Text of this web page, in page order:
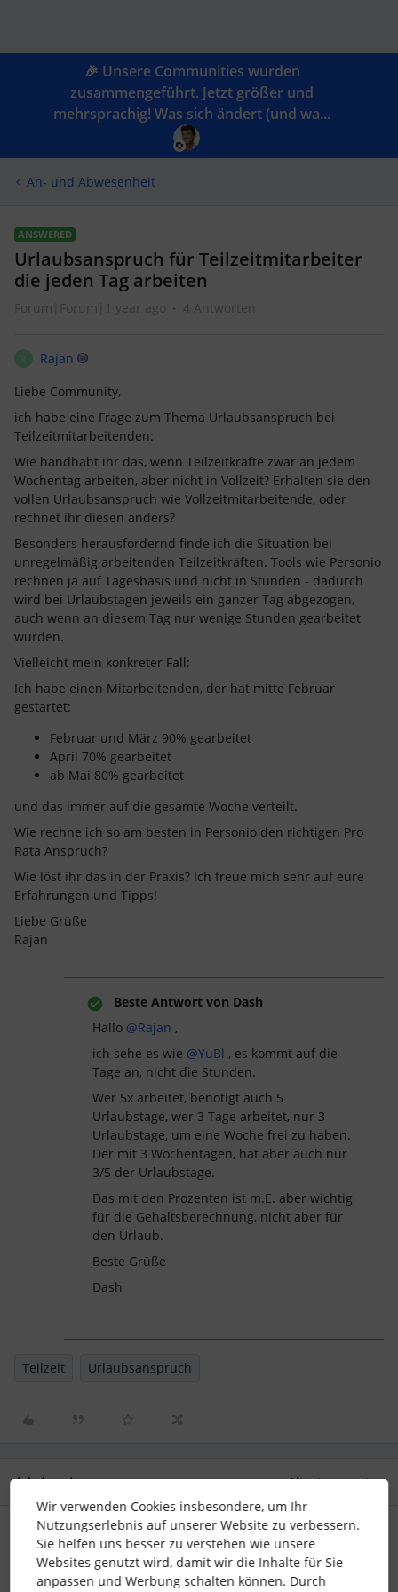
🎉 Unsere Communities wurden
zusammengeführt. Jetzt größer und
mehrsprachig! Was sich ändert (und wa...
An- und Abwesenheit
ANSWERED
Urlaubsanspruch für Teilzeitmitarbeiter
die jeden Tag arbeiten
Forum|Forum|1 year ago 4 Antworten
R
Rajan
Liebe Community,
ich habe eine Frage zum Thema Urlaubsanspruch bei
Teilzeitmitarbeitenden:
Wie handhabt ihr das, wenn Teilzeitkräfte zwar an jedem
Wochentag arbeiten, aber nicht in Vollzeit? Erhalten sie den
vollen Urlaubsanspruch wie Vollzeitmitarbeitende, oder
rechnet ihr diesen anders?
Besonders herausfordernd finde ich die Situation bei
unregelmäßig arbeitenden Teilzeitkräften. Tools wie Personio
rechnen ja auf Tagesbasis und nicht in Stunden - dadurch
wird bei Urlaubstagen jeweils ein ganzer Tag abgezogen,
auch wenn an diesem Tag nur wenige Stunden gearbeitet
würden.
Vielleicht mein konkreter Fall;
Ich habe einen Mitarbeitenden, der hat mitte Februar
gestartet:
Februar und März 90% gearbeitet
April 70% gearbeitet
ab Mai 80% gearbeitet
und das immer auf die gesamte Woche verteilt.
Wie rechne ich so am besten in Personio den richtigen Pro
Rata Anspruch?
Wie löst ihr das in der Praxis? Ich freue mich sehr auf eure
Erfahrungen und Tipps!
Liebe Grüße
Rajan
Beste Antwort von Dash
Hallo ​ @Rajan ,
ich sehe es wie ​ @YuBl , es kommt auf die
Tage an, nicht die Stunden.
Wer 5x arbeitet, benötigt auch 5
Urlaubstage, wer 3 Tage arbeitet, nur 3
Urlaubstage, um eine Woche frei zu haben.
Der mit 3 Wochentagen, hat aber auch nur
3/5 der Urlaubstage.
Das mit den Prozenten ist m.E. aber wichtig
für die Gehaltsberechnung, nicht aber für
den Urlaub.
Beste Grüße
Dash
Teilzeit Urlaubsanspruch
4 Antworten Älteste zuerst
YuBl Forum|Forum|1 year ago
@Rajan,
Wir verwenden Cookies insbesondere, um Ihr
Nutzungserlebnis auf unserer Website zu verbessern.
Sie helfen uns besser zu verstehen wie unsere
Websites genutzt wird, damit wir die Inhalte für Sie
anpassen und Werbung schalten können. Durch